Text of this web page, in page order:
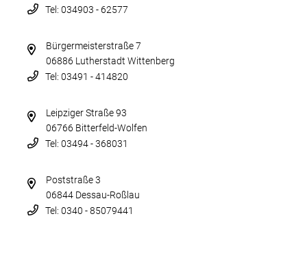
Tel: 034903 - 62577
Bürgermeisterstraße 7
06886 Lutherstadt Wittenberg
Tel: 03491 - 414820
Leipziger Straße 93
06766 Bitterfeld-Wolfen
Tel: 03494 - 368031
Poststraße 3
06844 Dessau-Roßlau
Tel: 0340 - 85079441